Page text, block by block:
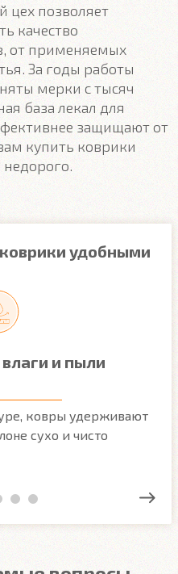
цех позволяет
качество
от применяемых
За годы работы
мерки с тысяч
база лекал для
защищают от
купить коврики
удобными
и пыли
ковры удерживают
сухо и чисто